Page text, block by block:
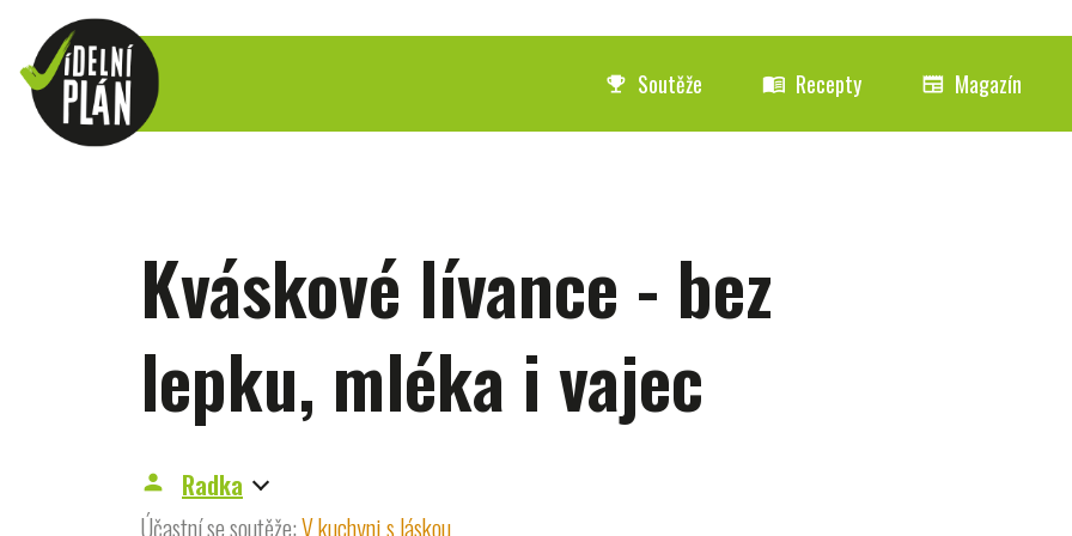
emoji_events Soutěže menu_book Recepty newspaper Magazín
Kváskové lívance - bez
lepku, mléka i vajec
person
Radka
Účastní se soutěže:V kuchyni s láskou